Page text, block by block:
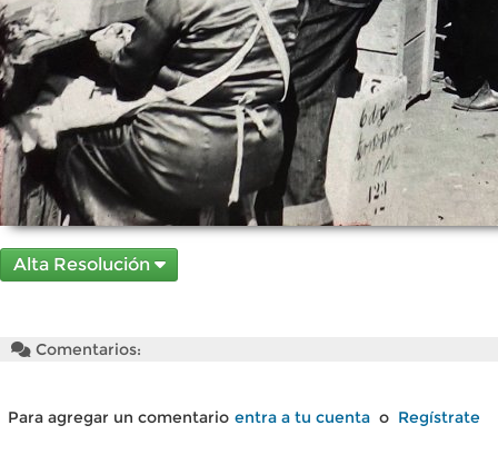
Alta Resolución
Comentarios:
Para agregar un comentario entra a tu cuenta o Regístrate